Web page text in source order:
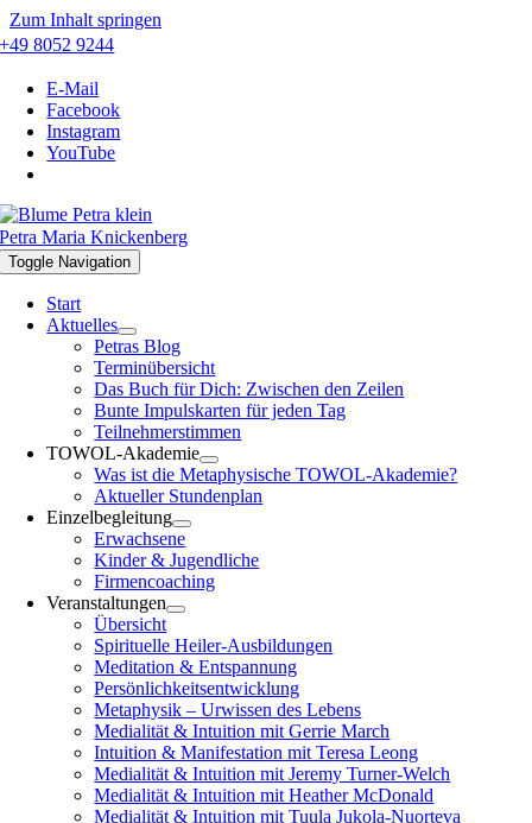
Zum Inhalt springen
+49 8052 9244
E-Mail
Facebook
Instagram
YouTube
Petra Maria Knickenberg
Toggle Navigation
Start
Aktuelles
Petras Blog
Terminübersicht
Das Buch für Dich: Zwischen den Zeilen
Bunte Impulskarten für jeden Tag
Teilnehmerstimmen
TOWOL-Akademie
Was ist die Metaphysische TOWOL-Akademie?
Aktueller Stundenplan
Einzelbegleitung
Erwachsene
Kinder & Jugendliche
Firmencoaching
Veranstaltungen
Übersicht
Spirituelle Heiler-Ausbildungen
Meditation & Entspannung
Persönlichkeitsentwicklung
Metaphysik – Urwissen des Lebens
Medialität & Intuition mit Gerrie March
Intuition & Manifestation mit Teresa Leong
Medialität & Intuition mit Jeremy Turner-Welch
Medialität & Intuition mit Heather McDonald
Medialität & Intuition mit Tuula Jukola-Nuorteva